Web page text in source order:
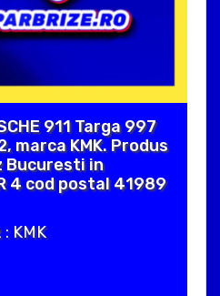
911 Targa 997
marca KMK. Produs
Bucuresti in
4 cod postal 41989
KMK